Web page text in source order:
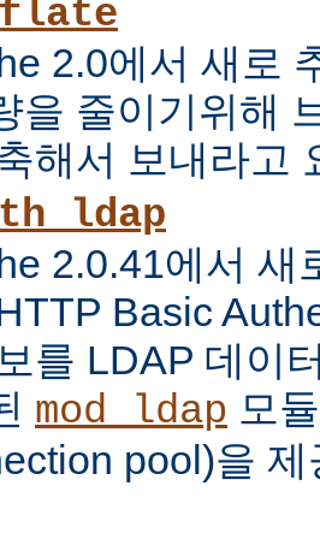
2.0에서 새로
을 줄이기위해
해서 보내라고
2.0.41에서 새
Basic
를 LDAP 데이
mod_ldap 모
pool)을